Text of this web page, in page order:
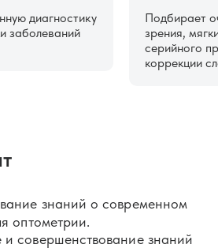
диагностику
заболеваний
Подбирает
зрения,
серийного
коррекции
знаний о современном
оптометрии.
совершенствование знаний